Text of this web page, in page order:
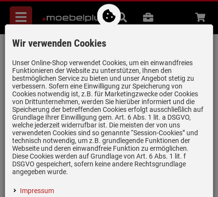
Menü
Suche
B2B Beratung
Systemceram Mera Double Alu
Keramikspüle Excenterbetätigung
Artikel-Nummer:19950157 | Herstellernummer: 5079 02 76 |
EAN:4050697055940
Wir verwenden Cookies
Unser Online-Shop verwendet Cookies, um ein einwandfreies
Funktionieren der Website zu unterstützen, Ihnen den
bestmöglichen Service zu bieten und unser Angebot stetig zu
verbessern. Sofern eine Einwilligung zur Speicherung von
Cookies notwendig ist, z.B. für Marketingzwecke oder Cookies
von Drittunternehmen, werden Sie hierüber informiert und die
Speicherung der betreffenden Cookies erfolgt ausschließlich auf
Grundlage Ihrer Einwilligung gem. Art. 6 Abs. 1 lit. a DSGVO,
welche jederzeit widerrufbar ist. Die meisten der von uns
verwendeten Cookies sind so genannte “Session-Cookies” und
technisch notwendig, um z.B. grundlegende Funktionen der
Webseite und deren einwandfreie Funktion zu ermöglichen.
Diese Cookies werden auf Grundlage von Art. 6 Abs. 1 lit. f
DSGVO gespeichert, sofern keine andere Rechtsgrundlage
angegeben wurde.
Impressum